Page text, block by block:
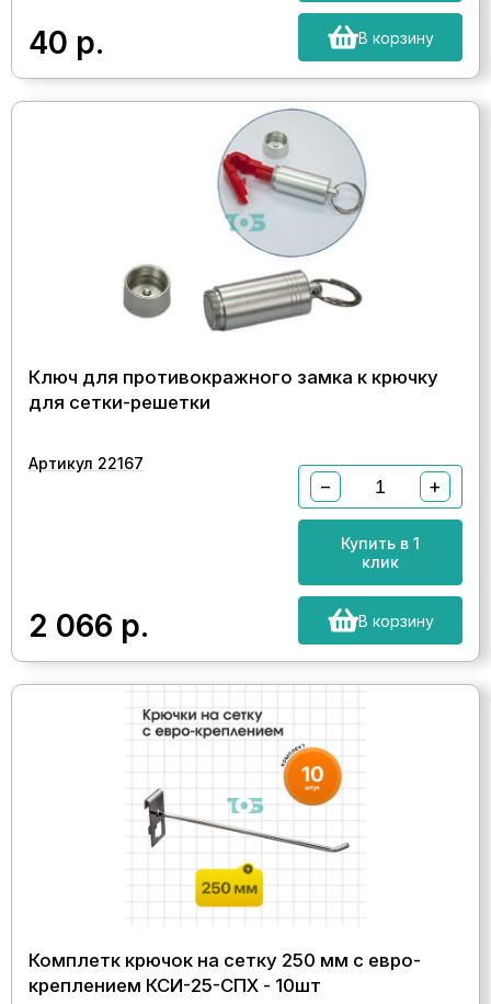
40 р. В корзину
Ключ для противокражного замка к крючку
для сетки-решетки
Артикул 22167
2 066 р.
− +
Купить в 1
клик
В корзину
Комплетк крючок на сетку 250 мм с евро-
креплением КСИ-25-СПХ - 10шт